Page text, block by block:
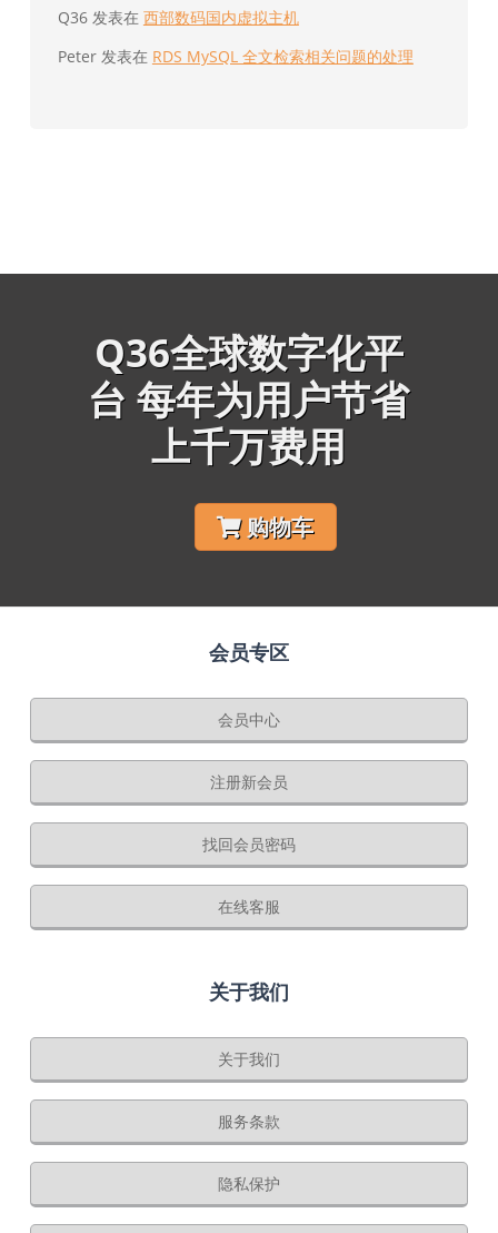
Q36发表在 西部数码国内虚拟主机
Peter发表在 RDS MySQL 全文检索相关问题的处理
Q36全球数字化平
台 每年为用户节省
上千万费用
购物车
会员专区
会员中心
注册新会员
找回会员密码
在线客服
关于我们
关于我们
服务条款
隐私保护